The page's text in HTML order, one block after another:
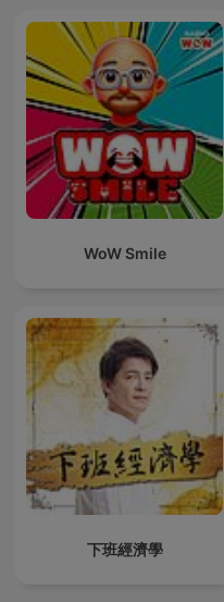
WoW Smile
下班經濟學